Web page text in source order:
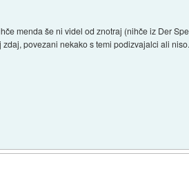
menda še ni videl od znotraj (nihče iz Der
povezani nekako s temi podizvajalci ali